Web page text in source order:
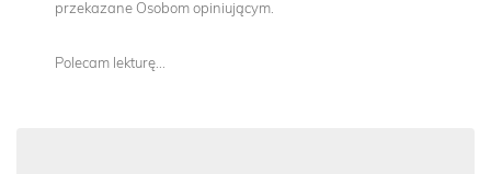
przekazane Osobom opiniującym.
Polecam lekturę...